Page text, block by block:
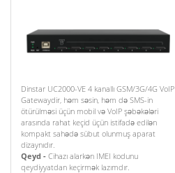
Dinstar UC2000-VE 4 kanallı GSM/3G/4G VoIP
Gatewaydir, həm səsin, həm də SMS-in
ötürülməsi üçün mobil və VoIP şəbəkələri
arasında rahat keçid üçün istifadə edilən
kompakt sahədə sübut olunmuş aparat
dizaynıdır.
Qeyd - Cihazı alarkən IMEI kodunu
qeydiyyatdan keçirmək lazımdır.